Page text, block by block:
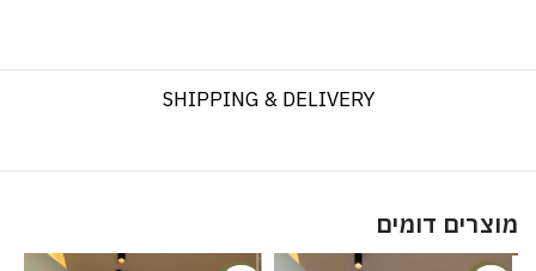
SHIPPING & DELIVERY
מוצרים דומים